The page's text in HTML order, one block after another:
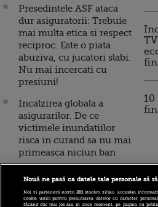
Presedintele ASF ataca
dur asiguratorii: Trebuie
mai multa etica si respect
reciproc. Este o piata
abuziva, cu jucatori slabi.
Nu mai incercati cu
presiuni!
Incalzirea globala a
asigurarilor. De ce
victimele inundatiilor
risca in curand sa nu mai
primeasca niciun ban
Inca un cutremur pe
dispune deschiderea
Nouă ne pasă ca datele tale personale să
Noi și partenerii noștri201stocăm și/sau accesăm
cookie unici pentru prelucrarea datelor cu caracter
făcând clic mai jos sau în orice moment, pe pagina cu